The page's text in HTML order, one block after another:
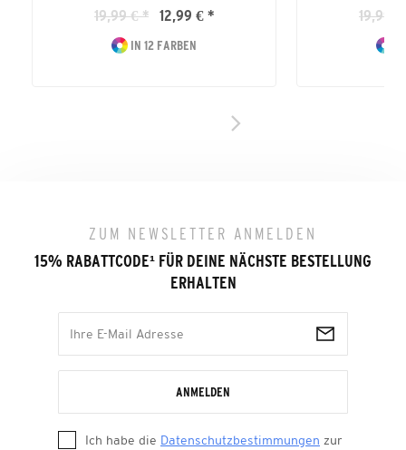
19,99 € * 12,99 € *
IN 12 FARBEN
19,99
ZUM NEWSLETTER ANMELDEN
15% RABATTCODE¹ FÜR DEINE NÄCHSTE BESTELLUNG
ERHALTEN
ANMELDEN
Ich habe die Datenschutzbestimmungen zur